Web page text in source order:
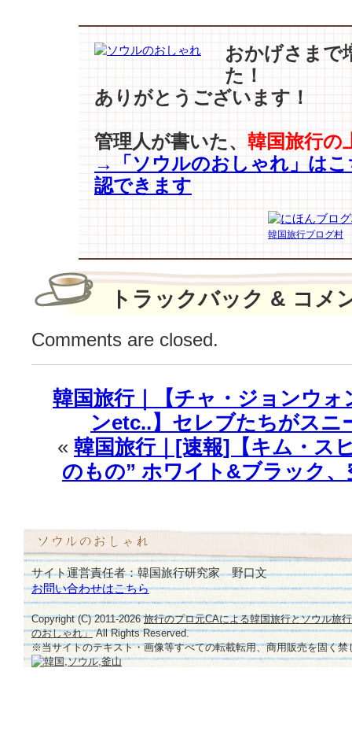
–
ン
ル
etc..】
西
食
ハ
イ
ン
ド
擬
人
化」
は
おかげさまで
た！
ありがとうございます！
管理人が書いた、 韓国旅行の
→「ソウルのおしゃれ」はこ
認できます
韓国旅行ブログ村
トラックバック & コメ
Comments are closed.
韓国旅行｜【チャ・ジョンウ
ンetc..】セレブたちがスニ
« 韓国旅行｜[速報]【キム・ス
のもの” ホワイト&ブラック
サイト運営責任者：韓国旅行研究家 野口文
お問い合わせはこちら
Copyright (C) 2011-2026旅行のプロ元CAによる韓国旅行とソウル旅
のおしゃれ」All Rights Reserved.
※当サイトのテキスト・画像等すべての転載転用、商用販売を固く禁